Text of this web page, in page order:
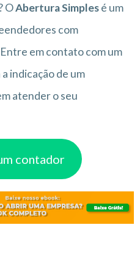
OAbertura Simplesé um
com
em contato com um
indicação de um
atender o seu
contador